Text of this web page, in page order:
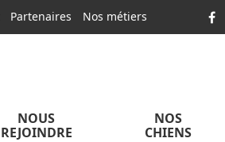
Partenaires Nos métiers
NOUS
REJOINDRE
NOS
CHIENS